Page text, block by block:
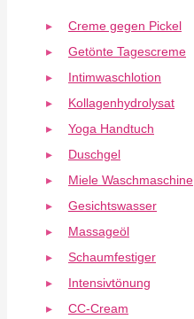
Creme gegen Pickel
Getönte Tagescreme
Intimwaschlotion
Kollagenhydrolysat
Yoga Handtuch
Duschgel
Miele Waschmaschine
Gesichtswasser
Massageöl
Schaumfestiger
Intensivtönung
CC-Cream